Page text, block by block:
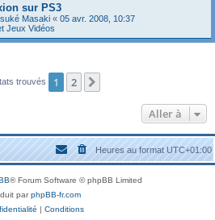
sur PS3
Masaki « 05 avr. 2008, 10:37
Jeux Vidéos
trouvés 1 2
Aller à
Heures au formatUTC+01:00
® Forum Software © phpBB Limited
parphpBB-fr.com
| Conditions